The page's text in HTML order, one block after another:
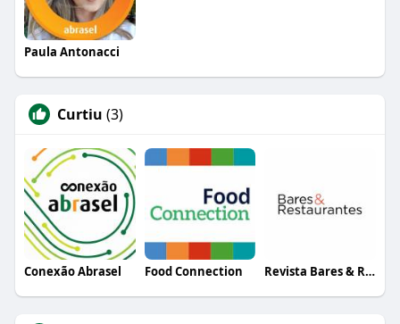
Paula Antonacci
Curtiu (3)
Conexão Abrasel Food Connection Revista Bares & Restaurantes